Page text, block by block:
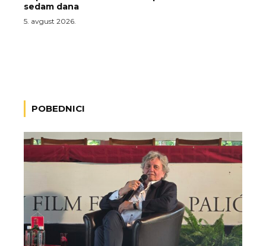
sedam dana
5. avgust 2026.
POBEDNICI